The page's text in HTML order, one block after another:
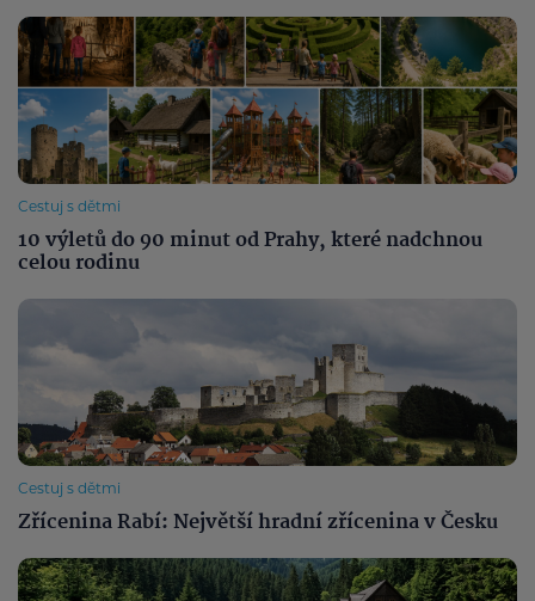
Cestuj s dětmi
10 výletů do 90 minut od Prahy, které nadchnou
celou rodinu
Cestuj s dětmi
Zřícenina Rabí: Největší hradní zřícenina v Česku